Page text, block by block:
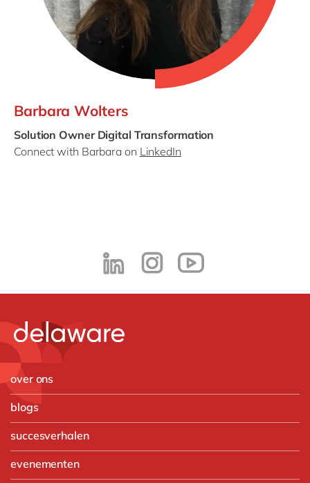
Barbara Wolters
Solution Owner Digital Transformation
Connect with Barbara on LinkedIn
over ons
blogs
succesverhalen
evenementen